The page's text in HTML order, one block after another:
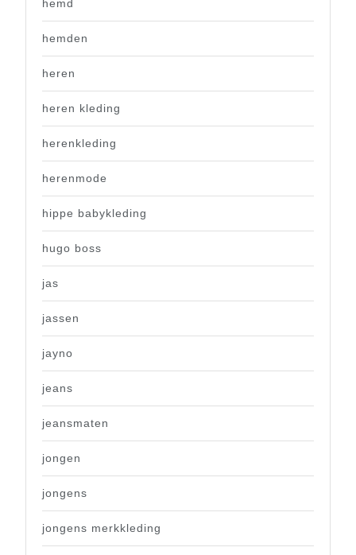
hemd
hemden
heren
heren kleding
herenkleding
herenmode
hippe babykleding
hugo boss
jas
jassen
jayno
jeans
jeansmaten
jongen
jongens
jongens merkkleding